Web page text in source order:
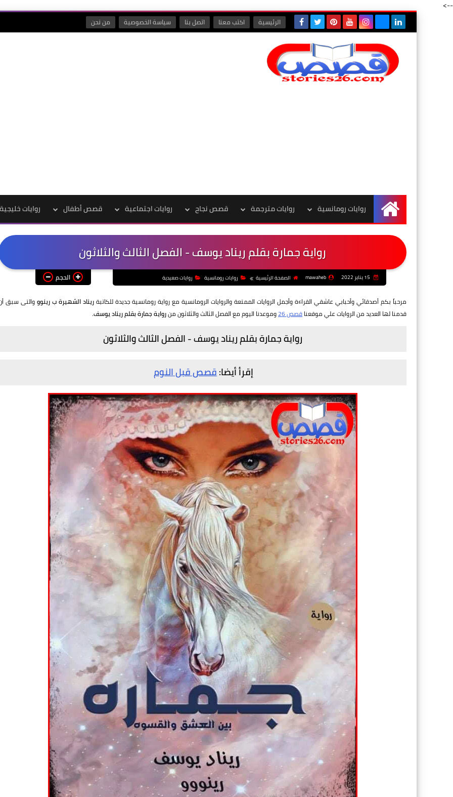
-->
الرئيسية اكتب معنا اتصل بنا سياسة الخصوصية من نحن
الرئيسية
روايات رومانسية روايات مترجمة قصص نجاح روايات اجتماعية قصص أطفال روايات خليجية
رواية جمارة بقلم ريناد يوسف - الفصل الثالث والثلاثون
mawaheb الصفحة الرئيسية روايات رومانسية روايات صعيدية الحجم
مرحباً بكم أصدقائي وأحبابي عاشقي القراءة وأجمل الروايات الممتعة والروايات الرومانسية مع رواية رومانسية جديدة للكاتبةريناد الشهيرة ب رينوووالتى سبق
قدمنا لها العديد من الرواياتعلي موقعناقصص 26 وموعدنا اليوم مع الفصل الثالث والثلاثون منرواية جمارة بقلم ريناد يوسف.
رواية جمارة بقلم ريناد يوسف - الفصل الثالث والثلاثون
إقرأ أيضا:قصص قبل النوم